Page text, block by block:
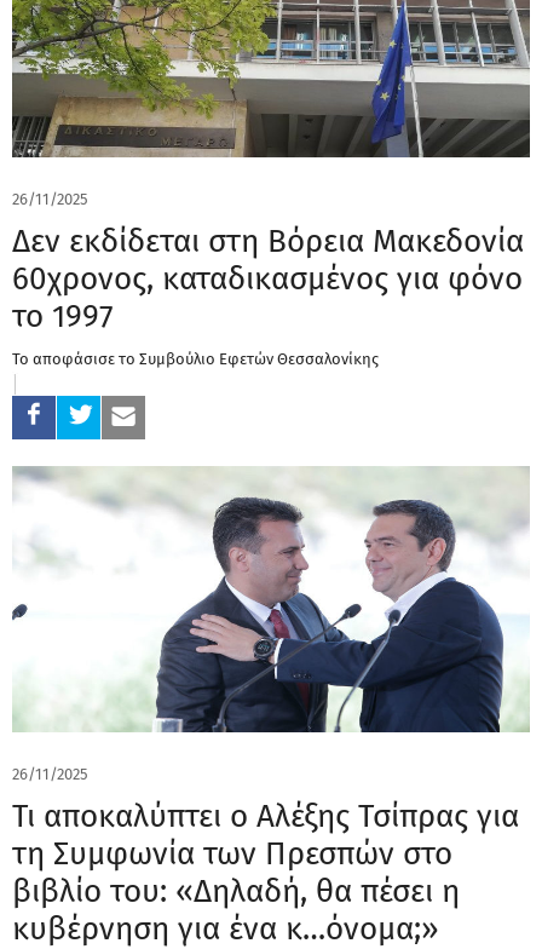
26/11/2025
Δεν εκδίδεται στη Βόρεια Μακεδονία
60χρονος, καταδικασμένος για φόνο
το 1997
Το αποφάσισε το Συμβούλιο Εφετών Θεσσαλονίκης
26/11/2025
Τι αποκαλύπτει ο Αλέξης Τσίπρας για
τη Συμφωνία των Πρεσπών στο
βιβλίο του: «Δηλαδή, θα πέσει η
κυβέρνηση για ένα κ…όνομα;»